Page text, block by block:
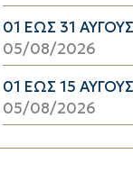
01 ΕΩΣ 31
05/08/2026
01 ΕΩΣ 15
05/08/2026